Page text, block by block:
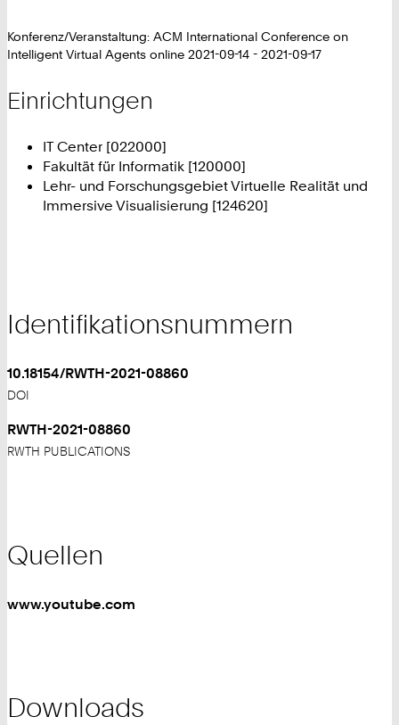
Konferenz/Veranstaltung: ACM International Conference on
Intelligent Virtual Agents online 2021-09-14 - 2021-09-17
Einrichtungen
IT Center [022000]
Fakultät für Informatik [120000]
Lehr- und Forschungsgebiet Virtuelle Realität und
Immersive Visualisierung [124620]
Identifikationsnummern
10.18154/RWTH-2021-08860
DOI
RWTH-2021-08860
RWTH PUBLICATIONS
Quellen
www.youtube.com
Downloads